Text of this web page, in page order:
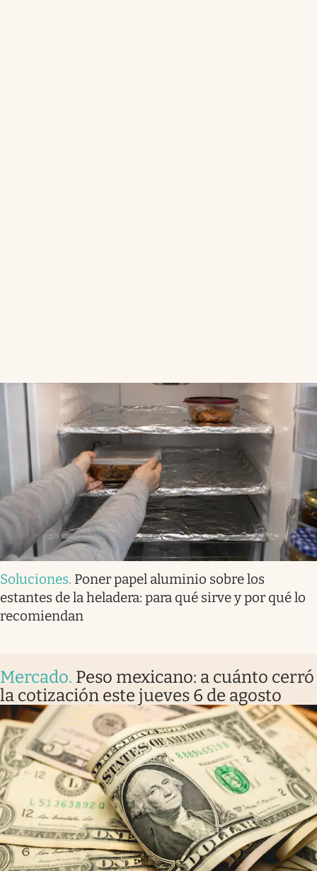
Soluciones. Poner papel aluminio sobre los
estantes de la heladera: para qué sirve y por qué lo
recomiendan
Mercado. Peso mexicano: a cuánto cerró
la cotización este jueves 6 de agosto